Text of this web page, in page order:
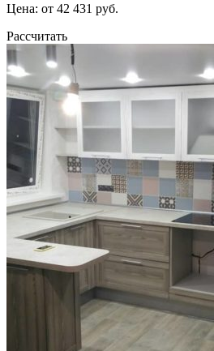
Цена: от 42 431 руб.
Рассчитать